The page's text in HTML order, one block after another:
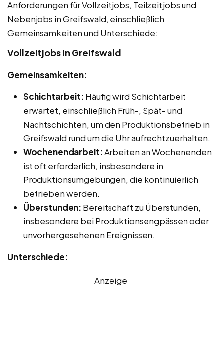
Anforderungen für Vollzeitjobs, Teilzeitjobs und
Nebenjobs in Greifswald, einschließlich
Gemeinsamkeiten und Unterschiede:
Vollzeitjobs in Greifswald
Gemeinsamkeiten:
Schichtarbeit: Häufig wird Schichtarbeit
erwartet, einschließlich Früh-, Spät- und
Nachtschichten, um den Produktionsbetrieb in
Greifswald rund um die Uhr aufrechtzuerhalten.
Wochenendarbeit:Arbeiten an Wochenenden
ist oft erforderlich, insbesondere in
Produktionsumgebungen, die kontinuierlich
betrieben werden.
Überstunden: Bereitschaft zu Überstunden,
insbesondere bei Produktionsengpässen oder
unvorhergesehenen Ereignissen.
Unterschiede:
Anzeige